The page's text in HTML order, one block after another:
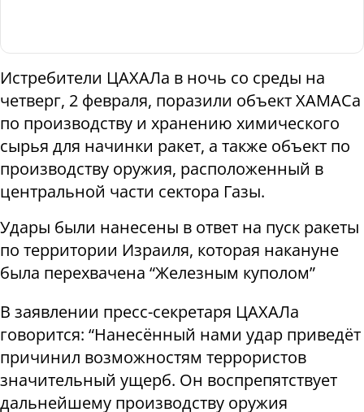
Истребители ЦАХАЛа в ночь со среды на
четверг, 2 февраля, поразили объект ХАМАСа
по производству и хранению химического
сырья для начинки ракет, а также объект по
производству оружия, расположенный в
центральной части сектора Газы.
Удары были нанесены в ответ на пуск ракеты
по территории Израиля, которая накануне
была перехвачена “Железным куполом”
В заявлении пресс-секретаря ЦАХАЛа
говорится: “Нанесённый нами удар приведёт
причинил возможностям террористов
значительный ущерб. Он воспрепятствует
дальнейшему производству оружия